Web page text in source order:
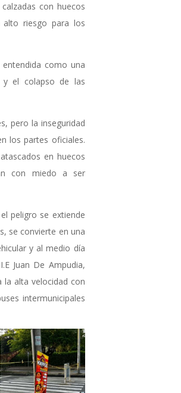
con huecos
alto riesgo para los
como una
y el colapso de las
pero la inseguridad
los partes oficiales.
en huecos
con miedo a ser
peligro se extiende
se convierte en una
y al medio día
Juan De Ampudia,
la alta velocidad con
intermunicipales